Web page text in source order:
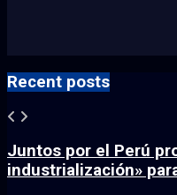
Recent posts
Juntos por el Perú
industrialización»